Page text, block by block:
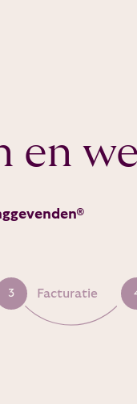
en
3 Facturatie